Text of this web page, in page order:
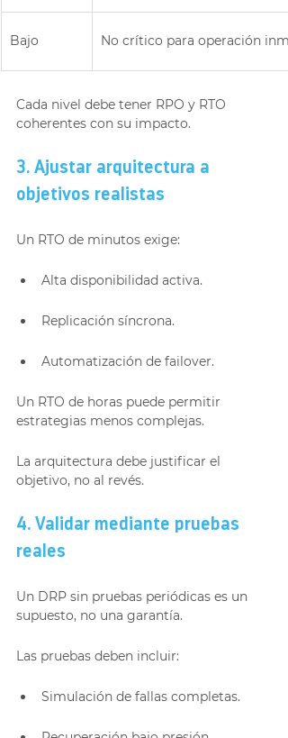
Bajo No crítico para operación
Cada nivel debe tener RPO y RTO
coherentes con su impacto.
3. Ajustar arquitectura a
objetivos realistas
Un RTO de minutos exige:
Alta disponibilidad activa.
Replicación síncrona.
Automatización de failover.
Un RTO de horas puede permitir
estrategias menos complejas.
La arquitectura debe justificar el
objetivo, no al revés.
4. Validar mediante pruebas
reales
Un DRP sin pruebas periódicas es un
supuesto, no una garantía.
Las pruebas deben incluir:
Simulación de fallas completas.